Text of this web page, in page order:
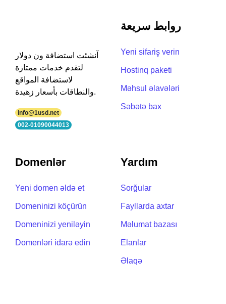
آنشئت استضافة ون دولار
لتقدم خدمات ممتازة
لاستضافة المواقع
والنطاقات بأسعار زهيدة.
info@1usd.net
002-01090044013
روابط سريعة
Yeni sifariş verin
Hostinq paketi
Məhsul əlavələri
Səbətə bax
Domenlər
Yeni domen əldə et
Domeninizi köçürün
Domeninizi yeniləyin
Domenləri idarə edin
Yardım
Sorğular
Fayllarda axtar
Məlumat bazası
Elanlar
Əlaqə